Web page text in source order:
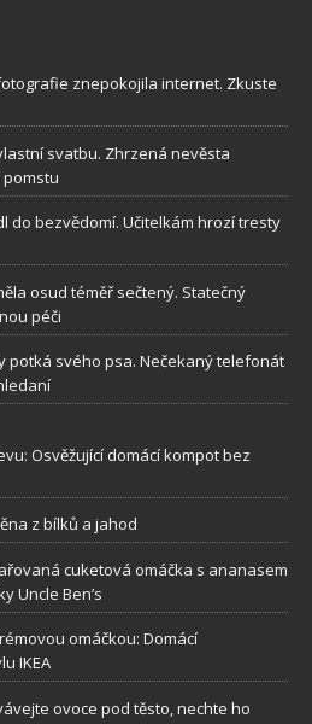
znepokojila internet. Zkuste
svatbu. Zhrzená nevěsta
do bezvědomí. Učitelkám hrozí tresty
osud téměř sečtený. Statečný
péči
potká svého psa. Nečekaný telefonát
Osvěžující domácí kompot bez
z bílků a jahod
cuketová omáčka s ananasem
Uncle Ben’s
omáčkou: Domácí
IKEA
ovoce pod těsto, nechte ho